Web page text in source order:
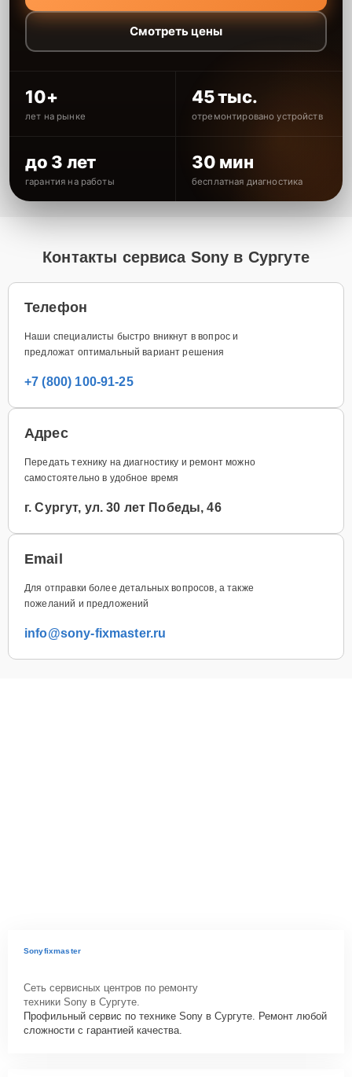
Смотреть цены
10+
лет на рынке
45 тыс.
отремонтировано устройств
до 3 лет
гарантия на работы
30 мин
бесплатная диагностика
Контакты сервиса Sony в Сургуте
Телефон
Наши специалисты быстро вникнут в вопрос и
предложат оптимальный вариант решения
+7 (800) 100-91-25
Адрес
Передать технику на диагностику и ремонт можно
самостоятельно в удобное время
г. Сургут, ул. 30 лет Победы, 46
Email
Для отправки более детальных вопросов, а также
пожеланий и предложений
info@sony-fixmaster.ru
Sonyfixmaster
Сеть сервисных центров по ремонту
техники Sony в Сургуте.
Профильный сервис по технике Sony в Сургуте. Ремонт любой
сложности с гарантией качества.